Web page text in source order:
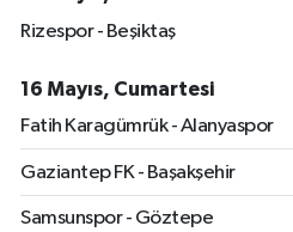
Rizespor - Beşiktaş
16 Mayıs, Cumartesi
Fatih Karagümrük - Alanyaspor
Gaziantep FK - Başakşehir
Samsunspor - Göztepe